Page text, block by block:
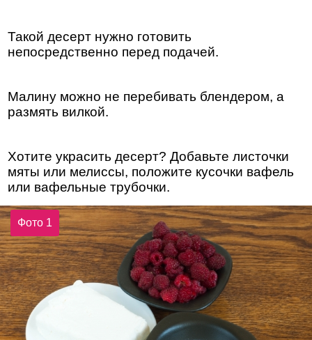
Такой десерт нужно готовить
непосредственно перед подачей.
Малину можно не перебивать блендером, а
размять вилкой.
Хотите украсить десерт? Добавьте листочки
мяты или мелиссы, положите кусочки вафель
или вафельные трубочки.
Фото 1